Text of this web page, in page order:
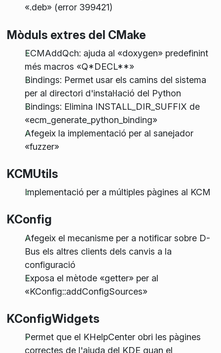
«.deb» (error 399421)
Mòduls extres del CMake
ECMAddQch: ajuda al «doxygen» predefinint
més macros «Q*DECL**»
Bindings: Permet usar els camins del sistema
per al directori d'instal·lació del Python
Bindings: Elimina INSTALL_DIR_SUFFIX de
«ecm_generate_python_binding»
Afegeix la implementació per al sanejador
«fuzzer»
KCMUtils
Implementació per a múltiples pàgines al KCM
KConfig
Afegeix el mecanisme per a notificar sobre D-
Bus els altres clients dels canvis a la
configuració
Exposa el mètode «getter» per al
«KConfig::addConfigSources»
KConfigWidgets
Permet que el KHelpCenter obri les pàgines
correctes de l'ajuda del KDE quan el